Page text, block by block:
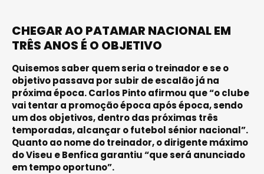
CHEGAR AO PATAMAR NACIONAL EM
TRÊS ANOS É O OBJETIVO
Quisemos saber quem seria o treinador e se o
objetivo passava por subir de escalão já na
próxima época. Carlos Pinto afirmou que “o clube
vai tentar a promoção época após época, sendo
um dos objetivos, dentro das próximas três
temporadas, alcançar o futebol sénior nacional”.
Quanto ao nome do treinador, o dirigente máximo
do Viseu e Benfica garantiu “que será anunciado
em tempo oportuno”.